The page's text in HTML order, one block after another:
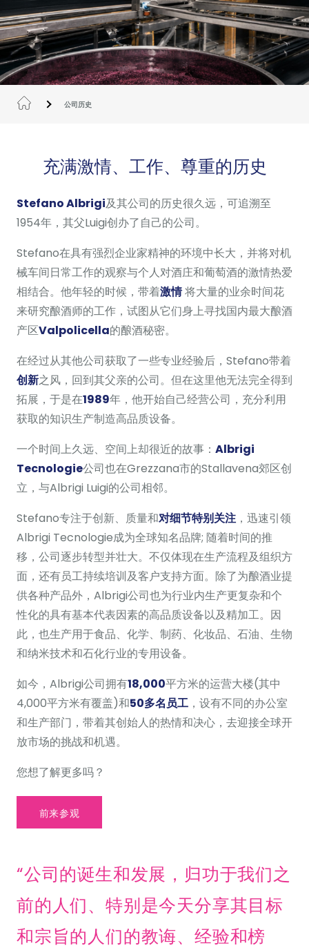
公司历史
充满激情、工作、尊重的历史
Stefano Albrigi及其公司的历史很久远，可追溯至
1954年，其父Luigi创办了自己的公司。
Stefano在具有强烈企业家精神的环境中长大，并将对机
械车间日常工作的观察与个人对酒庄和葡萄酒的激情热爱
相结合。他年轻的时候，带着激情将大量的业余时间花
来研究酿酒师的工作，试图从它们身上寻找国内最大酿酒
产区Valpolicella的酿酒秘密。
在经过从其他公司获取了一些专业经验后，Stefano带着
创新之风，回到其父亲的公司。但在这里他无法完全得到
拓展，于是在1989年，他开始自己经营公司，充分利用
获取的知识生产制造高品质设备。
一个时间上久远、空间上却很近的故事： Albrigi
Tecnologie公司也在Grezzana市的Stallavena郊区创
立，与Albrigi Luigi的公司相邻。
Stefano专注于创新、质量和对细节特别关注，迅速引领
Albrigi Tecnologie成为全球知名品牌; 随着时间的推
移，公司逐步转型并壮大。不仅体现在生产流程及组织方
面，还有员工持续培训及客户支持方面。除了为酿酒业提
供各种产品外，Albrigi公司也为行业内生产更复杂和个
性化的具有基本代表因素的高品质设备以及精加工。因
此，也生产用于食品、化学、制药、化妆品、石油、生物
和纳米技术和石化行业的专用设备。
如今，Albrigi公司拥有18,000平方米的运营大楼(其中
4,000平方米有覆盖)和50多名员工 ，设有不同的办公室
和生产部门，带着其创始人的热情和决心，去迎接全球开
放市场的挑战和机遇。
您想了解更多吗？
前来参观
“公司的诞生和发展，归功于我们之
前的人们、特别是今天分享其目标
和宗旨的人们的教诲、经验和榜